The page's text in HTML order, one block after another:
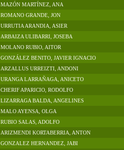
MAZÓN MARTÍNEZ, ANA
ROMANO GRANDE, JON
URRUTIA ARANDIA, ASIER
ARBAIZA ULIBARRI, JOSEBA
MOLANO RUBIO, AITOR
GONZÁLEZ BENITO, JAVIER IGNACIO
ARZALLUS URREIZTI, ANDONI
URANGA LARRAÑAGA, ANICETO
CHERIF APARICIO, RODOLFO
LIZARRAGA BALDA, ANGELINES
MALO AYENSA, OLGA
RUBIO SALAS, ADOLFO
ARIZMENDI KORTABERRIA, ANTON
GONZALEZ HERNANDEZ, JABI